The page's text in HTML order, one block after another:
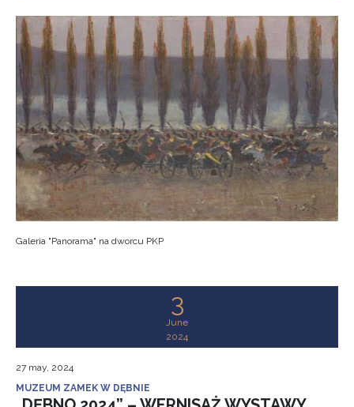
Galeria "Panorama" na dworcu PKP
3
June
2024
27 may, 2024
MUZEUM ZAMEK W DĘBNIE